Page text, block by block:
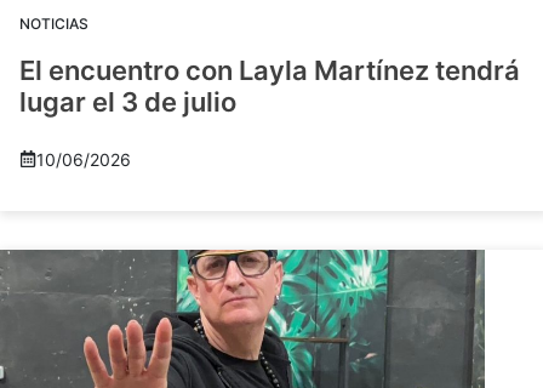
NOTICIAS
El encuentro con Layla Martínez tendrá
lugar el 3 de julio
10/06/2026